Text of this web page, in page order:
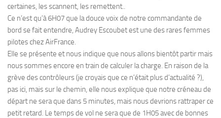
certaines, les scannent, les remettent..
Ce n’est qu’à 6H07 que la douce voix de notre commandante de
bord se fait entendre, Audrey Escoubet est une des rares femmes
pilotes chez AirFrance.
Elle se présente et nous indique que nous allons bientôt partir mais
nous sommes encore en train de calculer la charge. En raison de la
grève des contrôleurs (je croyais que ce n’était plus d’actualité ?),
pas ici, mais sur le chemin, elle nous explique que notre créneau de
départ ne sera que dans 5 minutes, mais nous devrions rattraper ce
petit retard. Le temps de vol ne sera que de 1H05 avec de bonnes